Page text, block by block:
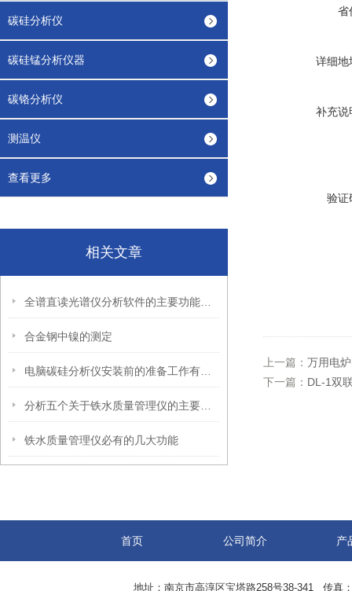
碳硅分析仪
碳硅锰分析仪器
碳铬分析仪
测温仪
查看更多
相关文章
合金钢中镍的测定
铁水质量管理仪必有的几大功能
省
详细地
补充说
验证
上一篇： 万用电
下一篇： DL-1双
首页 公司简介 产
地址：南京市高淳区宝塔路258号38-341 传真